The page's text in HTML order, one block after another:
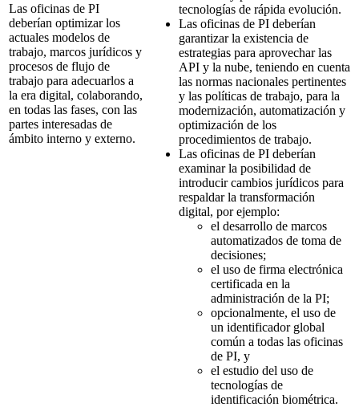
Las oficinas de PI
deberían optimizar los
actuales modelos de
trabajo, marcos jurídicos y
procesos de flujo de
trabajo para adecuarlos a
la era digital, colaborando,
en todas las fases, con las
partes interesadas de
ámbito interno y externo.
tecnologías de rápida evolución.
Las oficinas de PI deberían
garantizar la existencia de
estrategias para aprovechar las
API y la nube, teniendo en cuenta
las normas nacionales pertinentes
y las políticas de trabajo, para la
modernización, automatización y
optimización de los
procedimientos de trabajo.
Las oficinas de PI deberían
examinar la posibilidad de
introducir cambios jurídicos para
respaldar la transformación
digital, por ejemplo:
el desarrollo de marcos
automatizados de toma de
decisiones;
el uso de firma electrónica
certificada en la
administración de la PI;
opcionalmente, el uso de
un identificador global
común a todas las oficinas
de PI, y
el estudio del uso de
tecnologías de
identificación biométrica.